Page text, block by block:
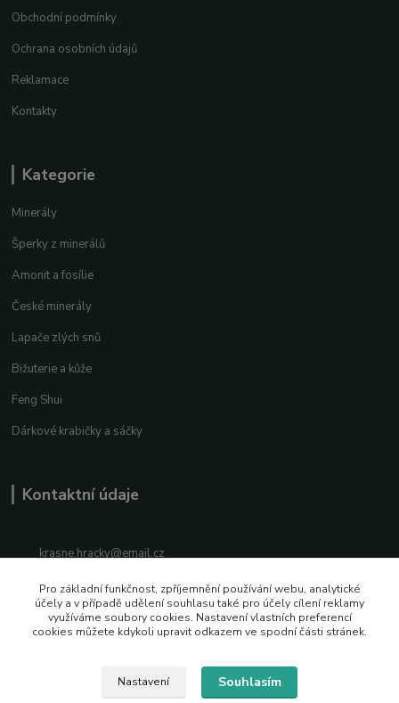
Obchodní podmínky
Ochrana osobních údajů
Reklamace
Kontakty
Kategorie
Minerály
Šperky z minerálů
Amonit a fosílie
České minerály
Lapače zlých snů
Bižuterie a kůže
Feng Shui
Dárkové krabičky a sáčky
Kontaktní údaje
krasne.hracky@email.cz
+420 776 779 769
Facebook
Pro základní funkčnost, zpříjemnění používání webu, analytické
účely a v případě udělení souhlasu také pro účely cílení reklamy
využíváme soubory cookies. Nastavení vlastních preferencí
cookies můžete kdykoli upravit odkazem ve spodní části stránek.
Nastavení Souhlasím